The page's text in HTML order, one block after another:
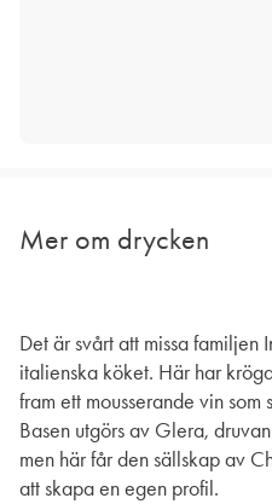
Mer om drycken
Det är svårt att missa familjen
italienska köket. Här har
fram ett mousserande vin
Basen utgörs av Glera,
men här får den sällskap av
att skapa en egen profil.